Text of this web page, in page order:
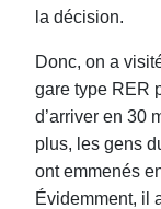
la décision.
Donc, on a
gare type RER
d’arriver en 30
plus, les gens
ont emmenés
Évidemment, il